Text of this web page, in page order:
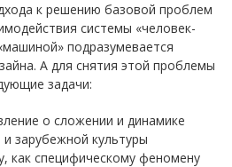
к решению базовой проблем
системы «человек-
подразумевается
А для снятия этой проблемы
задачи:
о сложении и динамике
зарубежной культуры
как специфическому феномену